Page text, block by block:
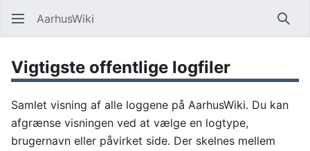
AarhusWiki Søg
Vigtigste offentlige logfiler
Samlet visning af alle loggene på AarhusWiki. Du kan
afgrænse visningen ved at vælge en logtype,
brugernavn eller påvirket side. Der skelnes mellem